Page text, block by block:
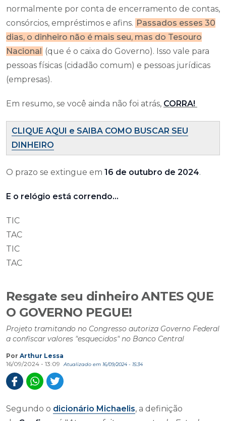
normalmente por conta de encerramento de contas,
consórcios, empréstimos e afins. Passados esses 30
dias, o dinheiro não é mais seu, mas do Tesouro
Nacional (que é o caixa do Governo). Isso vale para
pessoas físicas (cidadão comum) e pessoas jurídicas
(empresas).
Em resumo, se você ainda não foi atrás, CORRA!
CLIQUE AQUI e SAIBA COMO BUSCAR SEU
DINHEIRO
O prazo se extingue em 16 de outubro de 2024.
E o relógio está correndo...
TIC
TAC
TIC
TAC
Resgate seu dinheiro ANTES QUE
O GOVERNO PEGUE!
Projeto tramitando no Congresso autoriza Governo Federal
a confiscar valores "esquecidos" no Banco Central
Por Arthur Lessa
16/09/2024 - 13:09
Atualizado em 16/09/2024 - 15:34
Segundo o dicionário Michaelis, a definição